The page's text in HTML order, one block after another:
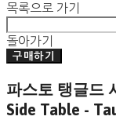
목록으로 가기
돌아가기
구매하기
파스토 탱글드
Side Table -